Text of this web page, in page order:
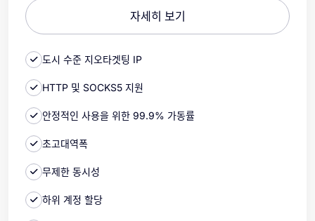
자세히 보기
도시 수준 지오타겟팅 IP
HTTP 및 SOCKS5 지원
안정적인 사용을 위한 99.9% 가동률
초고대역폭
무제한 동시성
하위 계정 할당